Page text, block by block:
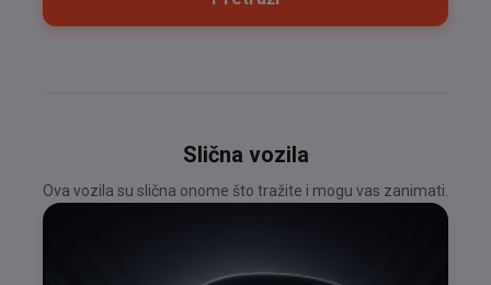
Slična vozila
Ova vozila su slična onome što tražite i mogu vas zanimati.